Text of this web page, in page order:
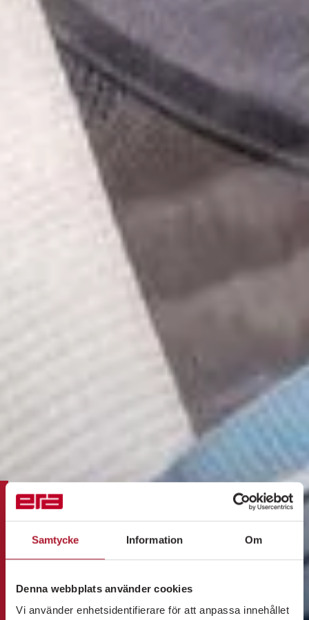
Samtycke Information Om
Denna webbplats använder cookies
Vi använder enhetsidentifierare för att anpassa innehållet